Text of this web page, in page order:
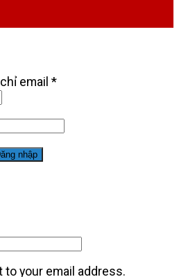
email *
nhập
your email address.